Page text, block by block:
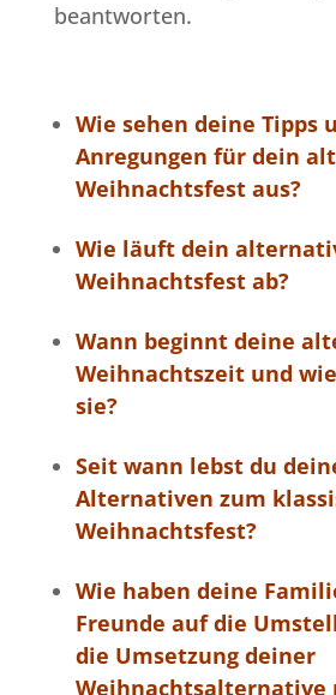
beantworten.
Wie sehen deine Tipps
Anregungen für dein
Weihnachtsfest aus?
Wie läuft dein
Weihnachtsfest ab?
Wann beginnt deine
Weihnachtszeit und
sie?
Seit wann lebst du
Alternativen zum
Weihnachtsfest?
Wie haben deine
Freunde auf die
die Umsetzung deiner
Weihnachtsalternative